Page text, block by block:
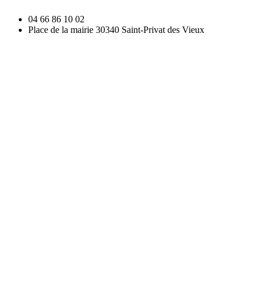
04 66 86 10 02
Place de la mairie 30340 Saint-Privat des Vieux